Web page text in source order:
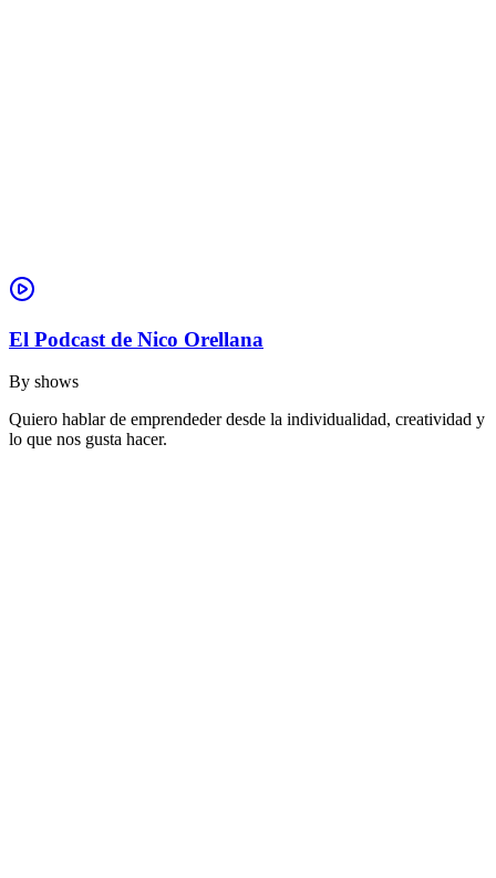
El Podcast de Nico Orellana
By shows
Quiero hablar de emprendeder desde la individualidad, creatividad y
lo que nos gusta hacer.